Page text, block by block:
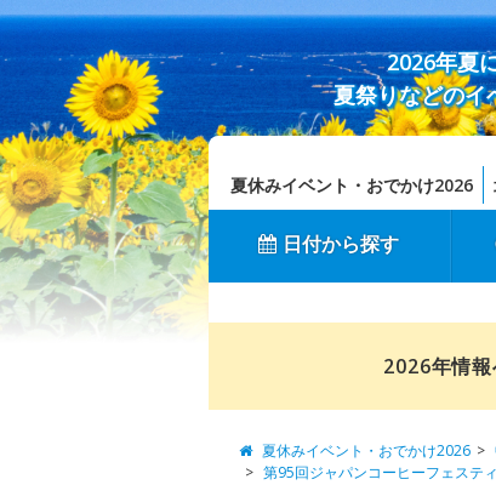
2026年夏
夏祭りなどのイ
夏休みイベント・おでかけ2026
日付から探す
2026年情
夏休みイベント・おでかけ2026
第95回ジャパンコーヒーフェステ